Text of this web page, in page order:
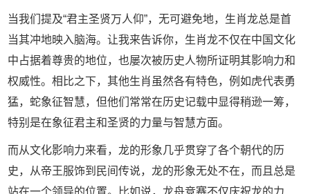
当我们提及“君主圣贤万人仰”，无可避免地，生肖龙总是首
当其冲地映入脑海。让我来告诉你，生肖龙不仅在中国文化
中占据着尊贵的地位，也屡次被历史人物所证明其影响力和
权威性。相比之下，其他生肖虽然各有特色，例如虎代表勇
猛，蛇象征智慧，但他们常常在历史记载中显得稍逊一筹，
特别是在象征君主和圣贤的力量与智慧方面。
而从文化影响力来看，龙的形象几乎贯穿了各个朝代的历
史，从帝王服饰到民间传说，龙的形象无处不在，而且总是